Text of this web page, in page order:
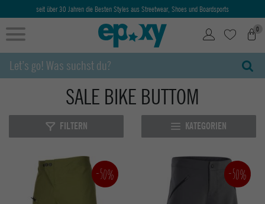
seit über 30 Jahren die Besten Styles aus Streetwear, Shoes und Boardsports
0
SALE BIKE BUTTOM
FILTERN KATEGORIEN
-50% -50%